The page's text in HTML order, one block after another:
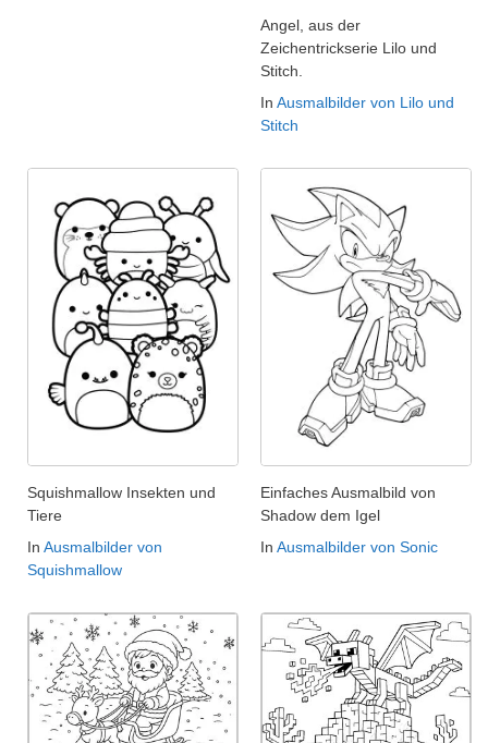
Angel, aus der
Zeichentrickserie Lilo und
Stitch.
In Ausmalbilder von Lilo und
Stitch
Squishmallow Insekten und
Tiere
In Ausmalbilder von
Squishmallow
Einfaches Ausmalbild von
Shadow dem Igel
In Ausmalbilder von Sonic